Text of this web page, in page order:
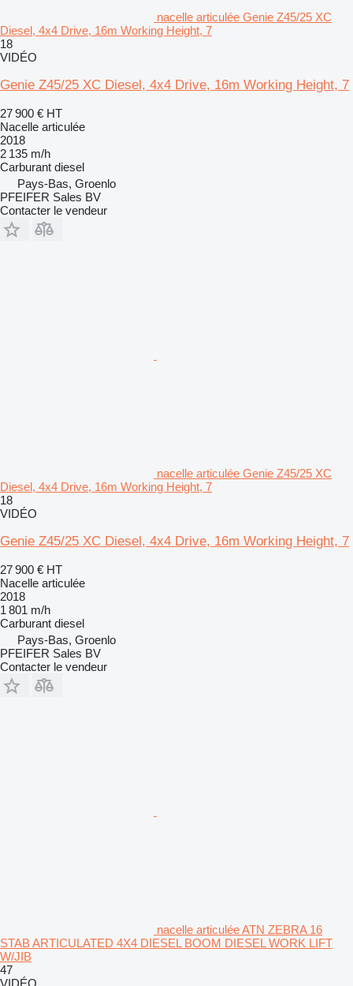
nacelle articulée Genie Z45/25 XC
Diesel, 4x4 Drive, 16m Working Height, 7
18
VIDÉO
Genie Z45/25 XC Diesel, 4x4 Drive, 16m Working Height, 7
27 900 € HT
Nacelle articulée
2018
2 135 m/h
Carburant diesel
Pays-Bas, Groenlo
PFEIFER Sales BV
Contacter le vendeur
nacelle articulée Genie Z45/25 XC
Diesel, 4x4 Drive, 16m Working Height, 7
18
VIDÉO
Genie Z45/25 XC Diesel, 4x4 Drive, 16m Working Height, 7
27 900 € HT
Nacelle articulée
2018
1 801 m/h
Carburant diesel
Pays-Bas, Groenlo
PFEIFER Sales BV
Contacter le vendeur
nacelle articulée ATN ZEBRA 16
STAB ARTICULATED 4X4 DIESEL BOOM DIESEL WORK LIFT
W/JIB
47